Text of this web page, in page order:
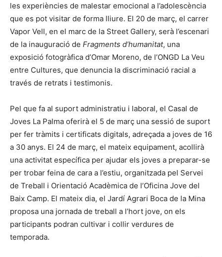
les experiències de malestar emocional a l’adolescència
que es pot visitar de forma lliure. El 20 de març, el carrer
Vapor Vell, en el marc de la Street Gallery, serà l’escenari
de la inauguració de Fragments d’humanitat, una
exposició fotogràfica d’Omar Moreno, de l’ONGD La Veu
entre Cultures, que denuncia la discriminació racial a
través de retrats i testimonis.
Pel que fa al suport administratiu i laboral, el Casal de
Joves La Palma oferirà el 5 de març una sessió de suport
per fer tràmits i certificats digitals, adreçada a joves de 16
a 30 anys. El 24 de març, el mateix equipament, acollirà
una activitat específica per ajudar els joves a preparar-se
per trobar feina de cara a l’estiu, organitzada pel Servei
de Treball i Orientació Acadèmica de l’Oficina Jove del
Baix Camp. El mateix dia, el Jardí Agrari Boca de la Mina
proposa una jornada de treball a l’hort jove, on els
participants podran cultivar i collir verdures de
temporada.